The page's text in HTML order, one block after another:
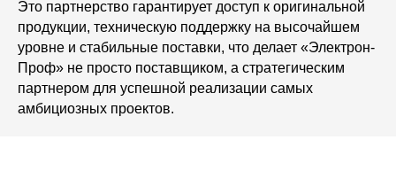
Это партнерство гарантирует доступ к оригинальной
продукции, техническую поддержку на высочайшем
уровне и стабильные поставки, что делает «Электрон-
Проф» не просто поставщиком, а стратегическим
партнером для успешной реализации самых
амбициозных проектов.